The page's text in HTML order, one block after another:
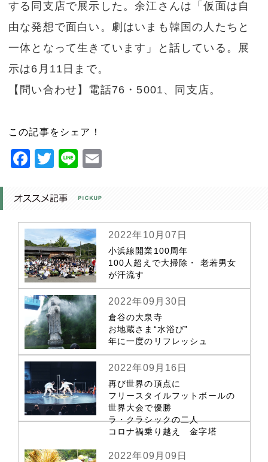
する同支店で展示した。余江さんは「仮面は自
由な発想で面白い。劇はいまも韓国の人たちと
一体となって生きています」と話している。展
示は6月11日まで。
【問い合わせ】電話76・5001、同支店。
この記事をシェア！
Facebook
Twitter
Line
2022年10月07日
小浜線開業100周年
100人超えで大掃除・ 老若男女
が汗流す
2022年09月30日
倉谷の大泉寺
お地蔵さま“水浴び”
年に一度のリフレッシュ
2022年09月16日
再び世界の頂点に
フリースタイルフットボールの
世界大会で優勝
ラ・クラシックの二人
コロナ禍乗り越え 金字塔
2022年09月09日